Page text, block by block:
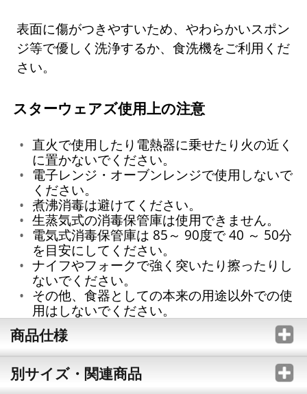
表面に傷がつきやすいため、やわらかいスポン
ジ等で優しく洗浄するか、食洗機をご利用くだ
さい。
スターウェアズ使用上の注意
直火で使用したり電熱器に乗せたり火の近く
に置かないでください。
電子レンジ・オーブンレンジで使用しないで
ください。
煮沸消毒は避けてください。
生蒸気式の消毒保管庫は使用できません。
電気式消毒保管庫は 85～ 90度で 40 ～ 50分
を目安にしてください。
ナイフやフォークで強く突いたり擦ったりし
ないでください。
その他、食器としての本来の用途以外での使
用はしないでください。
商品仕様
別サイズ・関連商品